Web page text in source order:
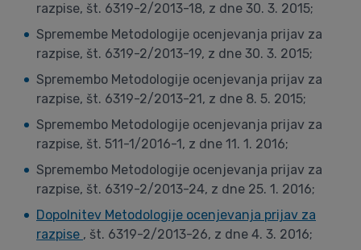
razpise, št. 6319-2/2013-18, z dne 30. 3. 2015;
Spremembe Metodologije ocenjevanja prijav za
razpise, št. 6319-2/2013-19, z dne 30. 3. 2015;
Spremembo Metodologije ocenjevanja prijav za
razpise, št. 6319-2/2013-21, z dne 8. 5. 2015;
Spremembo Metodologije ocenjevanja prijav za
razpise, št. 511-1/2016-1, z dne 11. 1. 2016;
Spremembo Metodologije ocenjevanja prijav za
razpise, št. 6319-2/2013-24, z dne 25. 1. 2016;
Dopolnitev Metodologije ocenjevanja prijav za
razpise , št. 6319-2/2013-26, z dne 4. 3. 2016;